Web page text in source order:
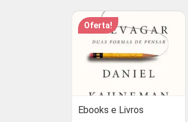
Oferta!
Ebooks e Livros